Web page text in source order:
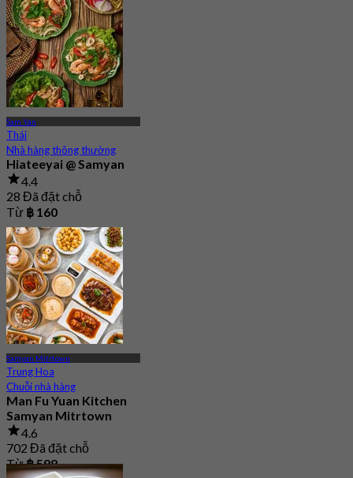
4.7
3.3K Đã đặt chỗ
Từ฿ 498
Sam Yan
Thái
Nhà hàng thông thường
Hiateeyai @ Samyan
4.4
28 Đã đặt chỗ
Từ ฿ 160
Samyan Mitrtown
Trung Hoa
Chuỗi nhà hàng
Man Fu Yuan Kitchen
Samyan Mitrtown
4.6
702 Đã đặt chỗ
Từ฿ 598